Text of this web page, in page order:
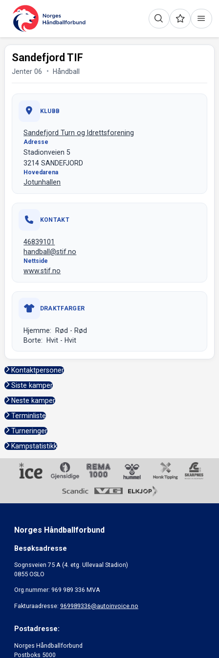
Sandefjord TIF
Jenter 06 Håndball
KLUBB
Sandefjord Turn og Idrettsforening
Adresse
Stadionveien 5
3214 SANDEFJORD
Hovedarena
Jotunhallen
KONTAKT
46839101
handball@stif.no
Nettside
www.stif.no
DRAKTFARGER
Hjemme: Rød - Rød
Borte: Hvit - Hvit
Kontaktpersoner
Siste kamper
Neste kamper
Terminliste
Turneringer
Kampstatistikk
Norges Håndballforbund
Besøksadresse
Sognsveien 75 A (4. etg. Ullevaal Stadion)
0855 OSLO
Org.nummer: 969 989 336 MVA
Fakturaadresse: 969989336@autoinvoice.no
Postadresse:
Norges Håndballforbund
Postboks 5000